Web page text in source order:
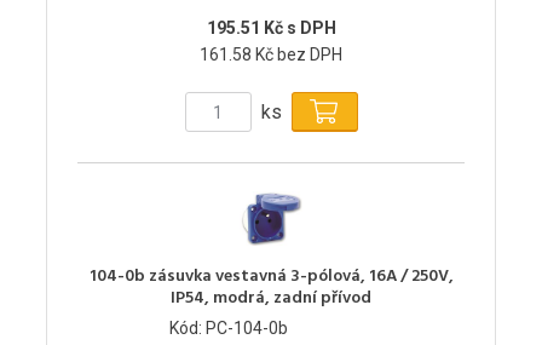
195.51 Kč s DPH
161.58 Kč bez DPH
ks
104-0b zásuvka vestavná 3-pólová, 16A / 250V,
IP54, modrá, zadní přívod
Kód: PC-104-0b